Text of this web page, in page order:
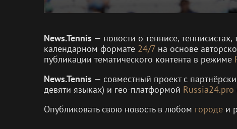
News.Tennis — новости о теннисе,
календарном формате 24/7 на основе
публикации тематического контента в режиме
News.Tennis — совместный проект с
девяти языках) и гео-платформой Russia24.pro
Опубликовать свою новость в любом городе и